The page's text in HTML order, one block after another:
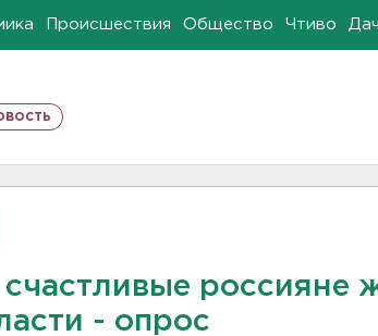
Происшествия Общество Чтиво
россияне
- опрос